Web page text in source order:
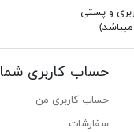
و پستی
میباشد)
حساب کاربری شما
حساب کاربری من
سفارشات